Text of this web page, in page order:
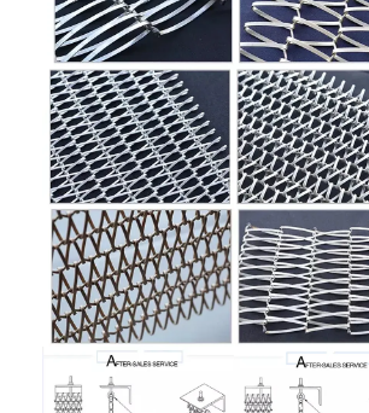
Rumah
Produk
Tentang kita
Wisata pabrik
Kontrol kualitas
Hubungi kami
Berita
Semua Kasus